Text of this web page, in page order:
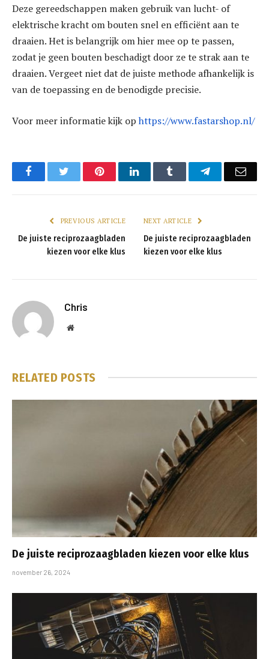
Deze gereedschappen maken gebruik van lucht- of
elektrische kracht om bouten snel en efficiënt aan te
draaien. Het is belangrijk om hier mee op te passen,
zodat je geen bouten beschadigt door ze te strak aan te
draaien. Vergeet niet dat de juiste methode afhankelijk is
van de toepassing en de benodigde precisie.
Voor meer informatie kijk op https://www.fastarshop.nl/
FacebookTwitter PinterestLinkedIn Tumblr Telegram
PREVIOUS ARTICLE
De juiste reciprozaagbladen
kiezen voor elke klus
NEXT ARTICLE
De juiste reciprozaagbladen
kiezen voor elke klus
Chris
Website
RELATED POSTS
De juiste reciprozaagbladen kiezen voor elke klus
november 26, 2024